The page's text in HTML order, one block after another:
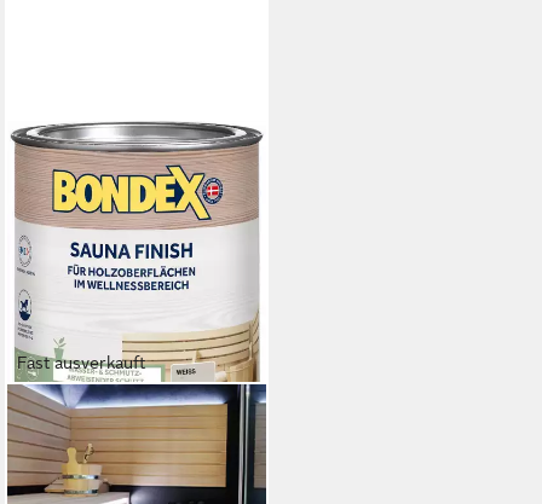
Fast ausverkauft
BONDEX
Holzschutzlasur Sauna Finish
in Weiß 1 LWasser- und
Schmutzabweisend